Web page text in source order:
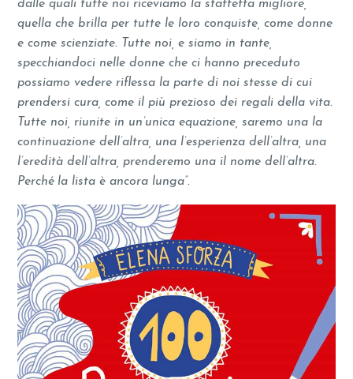
dalle quali tutte noi riceviamo la staffetta migliore,
quella che brilla per tutte le loro conquiste, come donne
e come scienziate. Tutte noi, e siamo in tante,
specchiandoci nelle donne che ci hanno preceduto
possiamo vedere riflessa la parte di noi stesse di cui
prendersi cura, come il più prezioso dei regali della vita.
Tutte noi, riunite in un’unica equazione, saremo una la
continuazione dell’altra, una l’esperienza dell’altra, una
l’eredità dell’altra, prenderemo una il nome dell’altra.
Perché la lista è ancora lunga”.